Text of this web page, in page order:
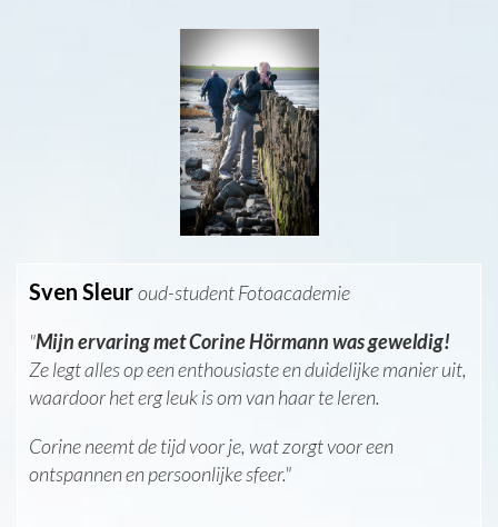
Sven Sleuroud-student Fotoacademie
"Mijn ervaring met Corine Hörmann was geweldig!
Ze legt alles op een enthousiaste en duidelijke manier uit,
waardoor het erg leuk is om van haar te leren.
Corine neemt de tijd voor je, wat zorgt voor een
ontspannen en persoonlijke sfeer."